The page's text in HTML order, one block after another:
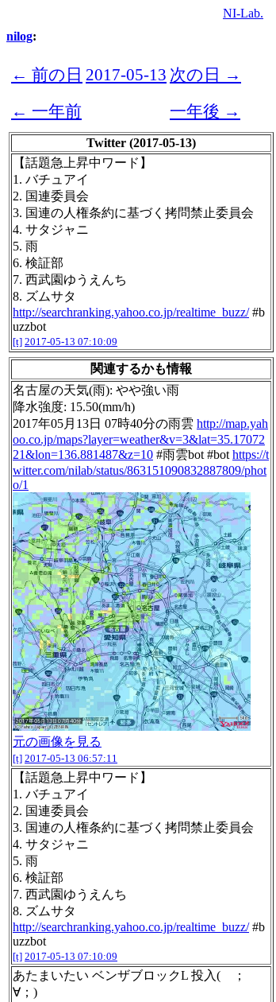
NI-Lab.
nilog:
← 前の日 2017-05-13 次の日 →
← 一年前
一年後 →
Twitter (2017-05-13)
【話題急上昇中ワード】
1. バチュアイ
2. 国連委員会
3. 国連の人権条約に基づく拷問禁止委員会
4. サタジャニ
5. 雨
6. 検証部
7. 西武園ゆうえんち
8. ズムサタ
http://searchranking.yahoo.co.jp/realtime_buzz/#b
uzzbot
[t] 2017-05-13 07:10:09
関連するかも情報
名古屋の天気(雨): やや強い雨
降水強度: 15.50(mm/h)
2017年05月13日 07時40分の雨雲 http://map.yah
oo.co.jp/maps?layer=weather&v=3&lat=35.17072
21&lon=136.881487&z=10 #雨雲bot #bothttps://t
witter.com/nilab/status/863151090832887809/phot
o/1
元の画像を見る
[t] 2017-05-13 06:57:11
【話題急上昇中ワード】
1. バチュアイ
2. 国連委員会
3. 国連の人権条約に基づく拷問禁止委員会
4. サタジャニ
5. 雨
6. 検証部
7. 西武園ゆうえんち
8. ズムサタ
http://searchranking.yahoo.co.jp/realtime_buzz/#b
uzzbot
[t] 2017-05-13 07:10:09
あたまいたい ベンザブロックL 投入( ；
∀；)